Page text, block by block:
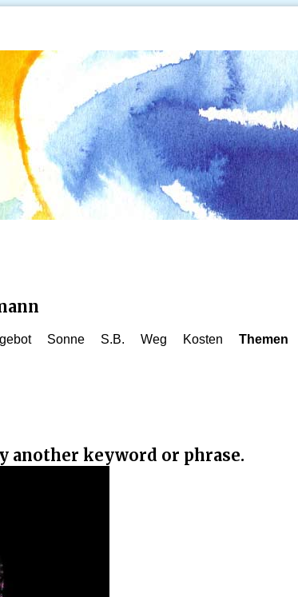
Sonne S.B. Weg Kosten Themen
another keyword or phrase.